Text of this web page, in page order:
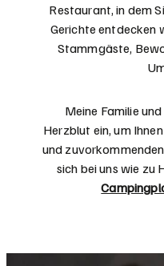
Restaurant, in dem
Gerichte entdecken
Stammgäste,
Meine Familie
Herzblut ein, um
und
sich bei uns wie zu